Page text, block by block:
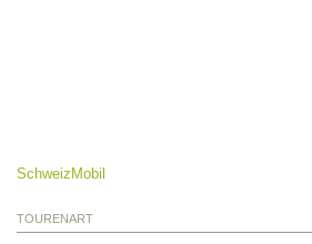
SchweizMobil
TOURENART